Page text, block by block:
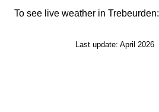
To see live weather in Trebeurden:
Last update: April 2026